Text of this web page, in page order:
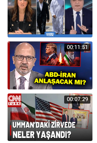
00:11:51
00:07:29